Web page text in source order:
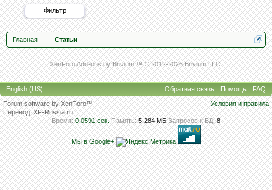
Главная Статьи
XenForo Add-ons by Brivium ™ © 2012-2026 Brivium LLC.
English (US) Обратная связь Помощь
FAQ
Условия и правила
Forum software by XenForo™
Перевод:XF-Russia.ru
Время: 0,0591 сек. Память: 5,284 МБ Запросов к БД: 8
Мы в Google+